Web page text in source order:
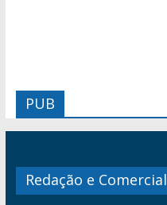
PUB
Redação e Comercial